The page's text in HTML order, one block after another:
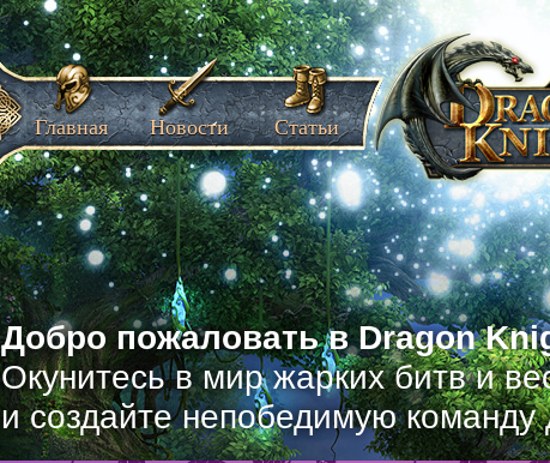
Добро пожаловать в Dragon
Окунитесь в мир жарких битв и
и создайте непобедимую
Главная Новости Статьи